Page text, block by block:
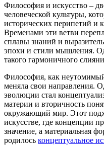
Философия и искусство –
человеческой культуры,
исторических перипетий и
Временами эти ветви
сплавы знаний и
эпохи и стили мышления.
такого гармоничного
Философия, как
меняла свои направления.
эволюции стал
материи и вторичность
окружающий мир. Этот
искусстве, где концепции
значение, а материальная
родилось концептуальное